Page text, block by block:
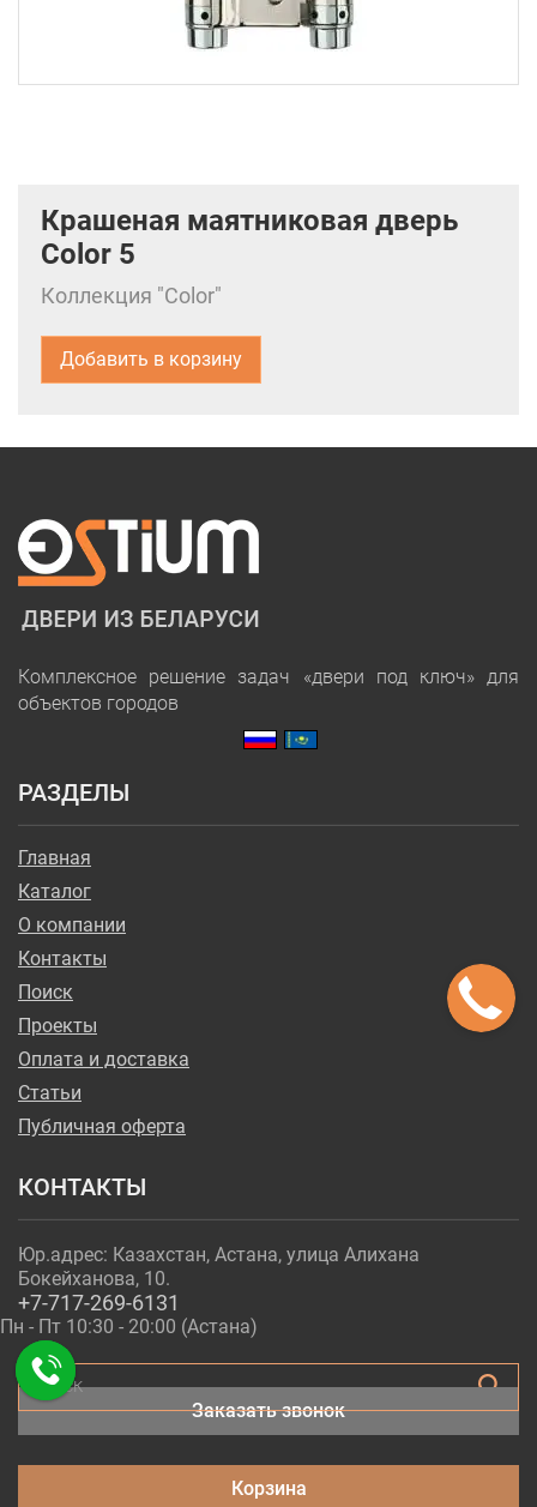
Крашеная маятниковая дверь
Color 5
Коллекция "Color"
Добавить в корзину
Комплексное решение задач «двери под ключ» для
объектов городов
РАЗДЕЛЫ
Главная
Каталог
О компании
Контакты
Поиск
Проекты
Оплата и доставка
Статьи
Публичная оферта
КОНТАКТЫ
Юр.адрес: Казахстан, Астана, улица Алихана
Бокейханова, 10.
+7-717-269-6131
Пн - Пт 10:30 - 20:00 (Астана)
Заказать звонок
Корзина